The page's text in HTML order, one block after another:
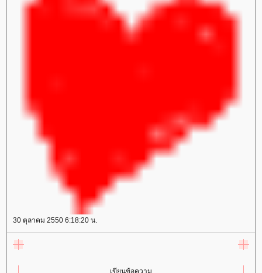
30 ตุลาคม 2550 6:18:20 น.
เขียนข้อความ